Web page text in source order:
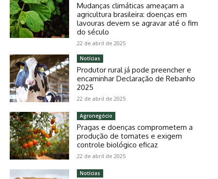
Mudanças climáticas ameaçam a
agricultura brasileira: doenças em
lavouras devem se agravar até o fim
do século
22 de abril de 2025
Notícias
Produtor rural já pode preencher e
encaminhar Declaração de Rebanho
2025
22 de abril de 2025
Agronegócio
Pragas e doenças comprometem a
produção de tomates e exigem
controle biológico eficaz
22 de abril de 2025
Notícias